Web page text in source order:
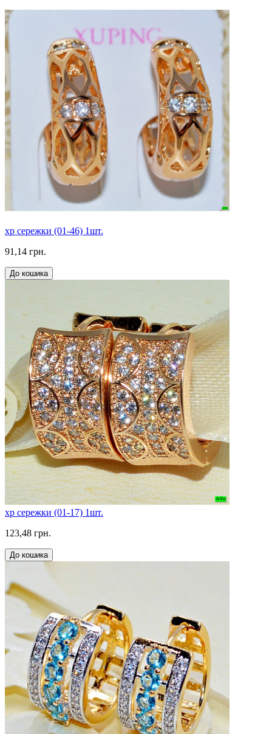
xp сережки (01-46) 1шт.
91,14 грн.
До кошика
xp сережки (01-17) 1шт.
123,48 грн.
До кошика